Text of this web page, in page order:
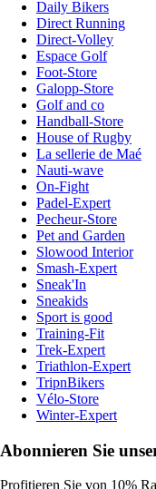
Daily Bikers
Direct Running
Direct-Volley
Espace Golf
Foot-Store
Galopp-Store
Golf and co
Handball-Store
House of Rugby
La sellerie de Maé
Nauti-wave
On-Fight
Padel-Expert
Pecheur-Store
Pet and Garden
Slowood Interior
Smash-Expert
Sneak'In
Sneakids
Sport is good
Training-Fit
Trek-Expert
Triathlon-Expert
TripnBikers
Vélo-Store
Winter-Expert
Abonnieren Sie
Profitieren Sie von 10%